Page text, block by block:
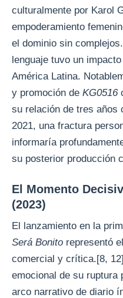
culturalmente por Karol
empoderamiento
el dominio sin
lenguaje tuvo un
América Latina.
y promoción de KG0516
su relación de tres años
2021, una fractura
informaría
su posterior producción
El Momento
(2023)
El lanzamiento en la
Será Bonito representó
comercial y crítica.[8,
emocional de su ruptura
arco narrativo de diario